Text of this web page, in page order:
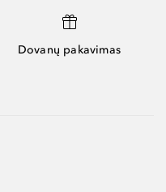
Dovanų pakavimas